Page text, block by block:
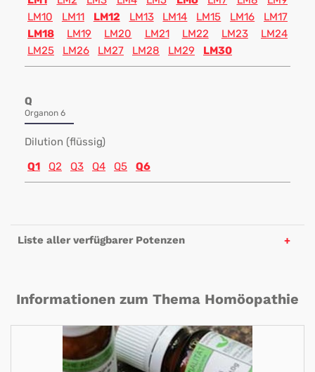
LM10
LM11 LM12 LM13 LM14 LM15 LM16
LM17
LM18
LM19 LM20 LM21 LM22 LM23
LM24
LM25
LM26 LM27 LM28 LM29 LM30
Q
Organon 6
Dilution (flüssig)
Q1
Q2 Q3 Q4 Q5 Q6
Liste aller verfügbarer Potenzen
Informationen zum Thema Homöopathie